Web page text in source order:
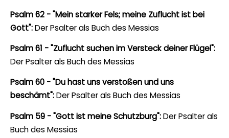
Psalm 62 - "Mein starker Fels; meine Zuflucht ist bei
Gott":Der Psalter als Buch des Messias
Psalm 61 - "Zuflucht suchen im Versteck deiner Flügel":
Der Psalter als Buch des Messias
Psalm 60 - "Du hast uns verstoßen und uns
beschämt":Der Psalter als Buch des Messias
Psalm 59 - "Gott ist meine Schutzburg":Der Psalter als
Buch des Messias